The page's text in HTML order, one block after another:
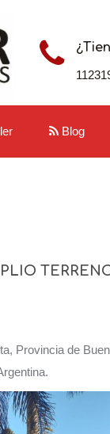
Blog
Provincia de